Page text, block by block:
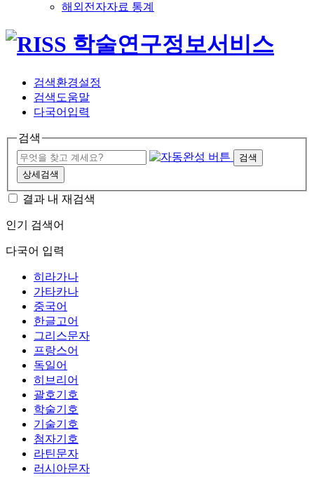
해외전자자료 통계
검색환경설정
검색도움말
다국어입력
검색
검색
상세검색
결과 내 재검색
인기 검색어
다국어 입력
히라가나
가타카나
중국어
한글고어
그리스문자
프랑스어
독일어
히브리어
괄호기호
학술기호
기술기호
첨자기호
라틴문자
러시아문자